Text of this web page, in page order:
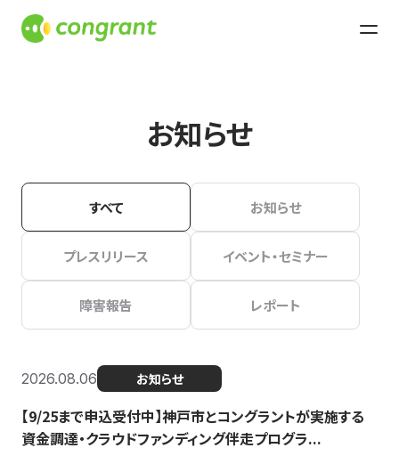
お知らせ
すべて お知らせ
プレスリリース イベント・セミナー
障害報告 レポート
2026.08.06 お知らせ
【9/25まで申込受付中】神戸市とコングラントが実施する
資金調達・クラウドファンディング伴走プログラ...